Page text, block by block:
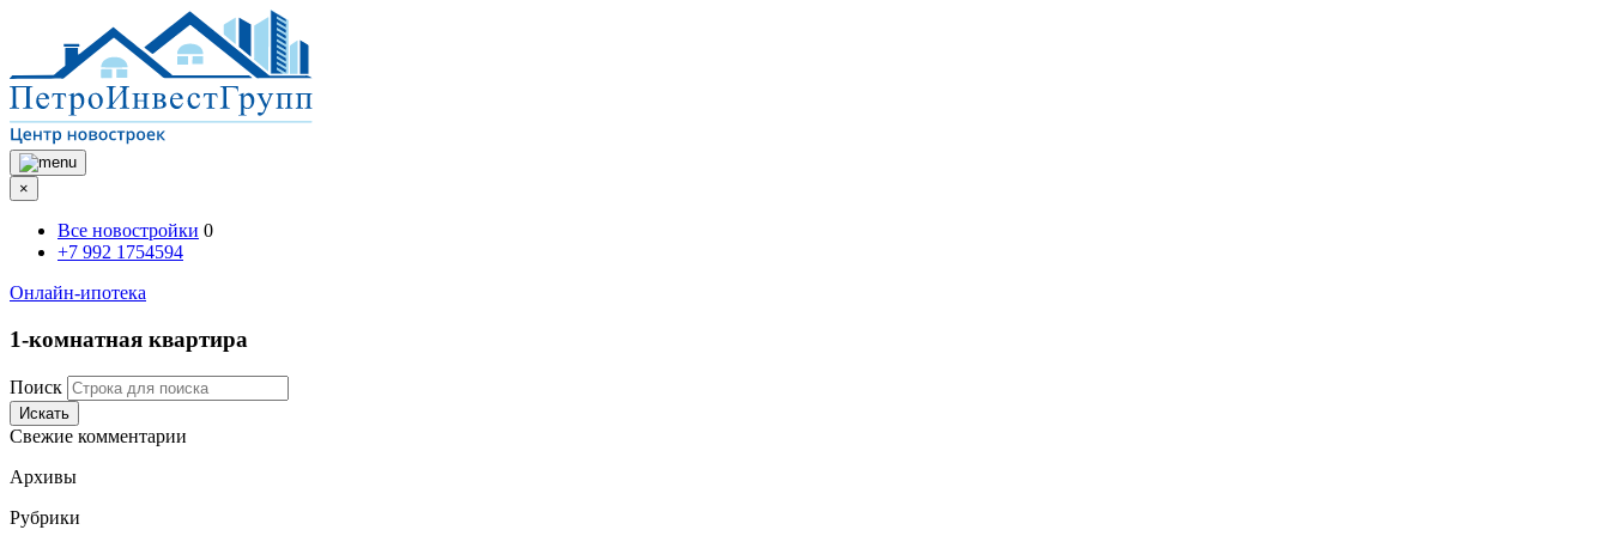
×
Все новостройки 0
+7 992 1754594
Онлайн-ипотека
1-комнатная квартира
Поиск
Искать
Свежие комментарии
Архивы
Рубрики